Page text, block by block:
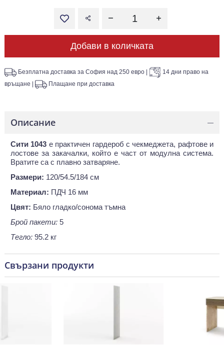
Добави в количката
Безплатна доставка за София над 250 евро
14 дни право на
връщане
Плащане при доставка
Описание —
Сити 1043 е практичен гардероб с чекмеджета, рафтове и
лостове за закачалки, който е част от модулна система.
Вратите са с плавно затваряне.
Размери: 120/54.5/184 см
Материал: ПДЧ 16 мм
Цвят: Бяло гладко/сонома тъмна
Брой пакети: 5
Тегло: 95.2 кг
Свързани продукти